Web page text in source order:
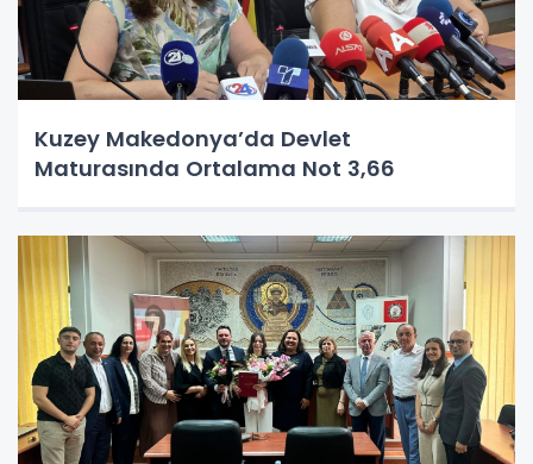
Kuzey Makedonya’da Devlet
Maturasında Ortalama Not 3,66